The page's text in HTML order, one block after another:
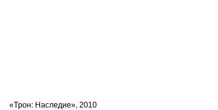
«Трон: Наследие», 2010